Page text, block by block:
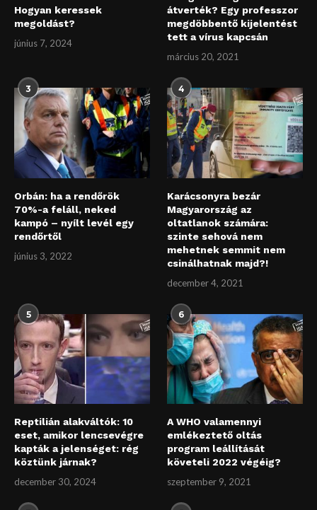
Hogyan keressek
megoldást?
június 7, 2024
átverték? Egy professzor
megdöbbentő kijelentést
tett a vírus kapcsán
március 20, 2021
3
Orbán: ha a rendőrök
70%-a feláll, neked
kampó – nyílt levél egy
rendőrtől
június 3, 2022
4
Karácsonyra bezár
Magyarország az
oltatlanok számára:
szinte sehová nem
mehetnek semmit nem
csinálhatnak majd?!
december 4, 2021
5
Reptilián alakváltók: 10
eset, amikor lencsevégre
kapták a jelenséget: rég
köztünk járnak?
december 30, 2024
6
A WHO valamennyi
emlékeztető oltás
program leállítását
követeli 2022 végéig?
szeptember 9, 2021